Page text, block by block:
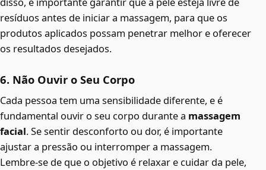
resíduos antes de iniciar a massagem, para que os
produtos aplicados possam penetrar melhor e oferecer
os resultados desejados.
6. Não Ouvir o Seu Corpo
Cada pessoa tem uma sensibilidade diferente, e é
fundamental ouvir o seu corpo durante a massagem
facial. Se sentir desconforto ou dor, é importante
ajustar a pressão ou interromper a massagem.
Lembre-se de que o objetivo é relaxar e cuidar da pele,